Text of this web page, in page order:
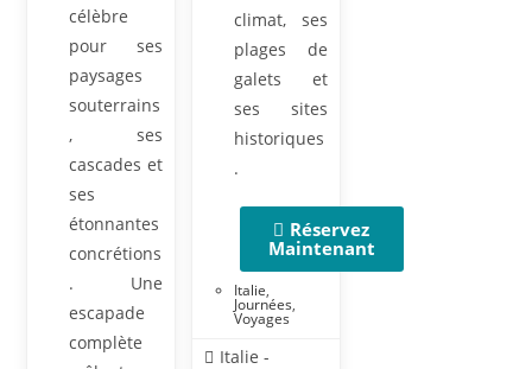
célèbre
pour ses
paysages
souterrains
, ses
cascades et
ses
étonnantes
concrétions
. Une
escapade
complète
climat, ses
plages de
galets et
ses sites
historiques
.
Réservez
Maintenant
Italie,
Journées,
Voyages
Italie -